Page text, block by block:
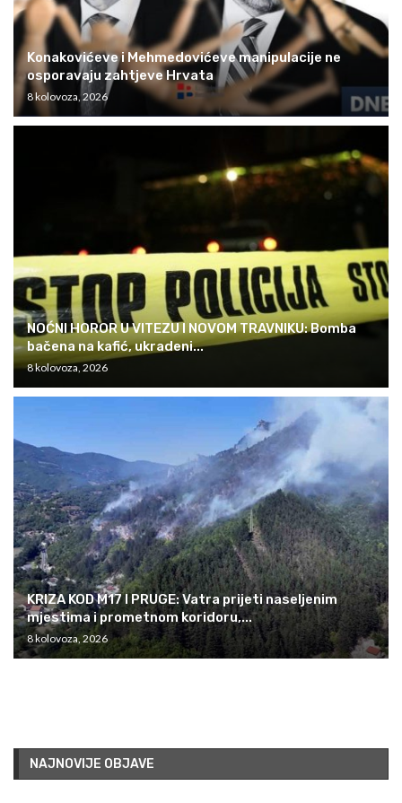
Konakovićeve i Mehmedovićeve manipulacije ne
osporavaju zahtjeve Hrvata
8 kolovoza, 2026
NOĆNI HOROR U VITEZU I NOVOM TRAVNIKU: Bomba
bačena na kafić, ukradeni...
8 kolovoza, 2026
KRIZA KOD M17 I PRUGE: Vatra prijeti naseljenim
mjestima i prometnom koridoru,...
8 kolovoza, 2026
NAJNOVIJE OBJAVE